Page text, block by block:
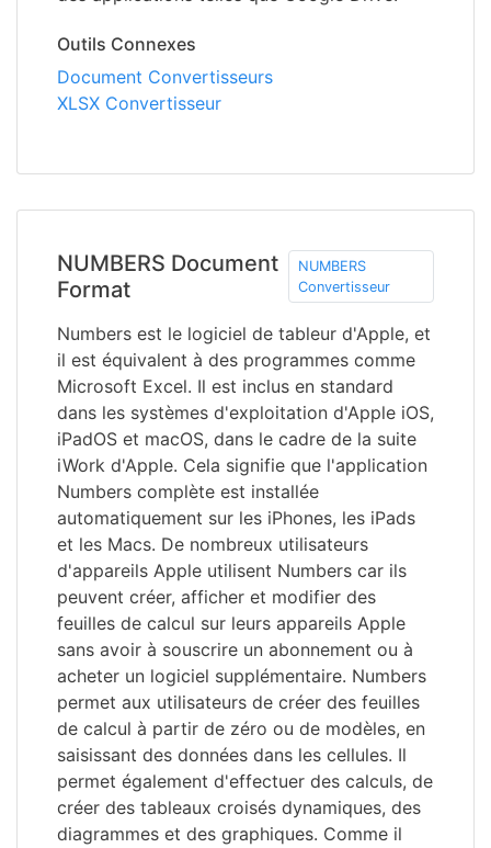
Outils Connexes
Document Convertisseurs
XLSX Convertisseur
NUMBERS Document
Format
NUMBERS
Convertisseur
Numbers est le logiciel de tableur d'Apple, et
il est équivalent à des programmes comme
Microsoft Excel. Il est inclus en standard
dans les systèmes d'exploitation d'Apple iOS,
iPadOS et macOS, dans le cadre de la suite
iWork d'Apple. Cela signifie que l'application
Numbers complète est installée
automatiquement sur les iPhones, les iPads
et les Macs. De nombreux utilisateurs
d'appareils Apple utilisent Numbers car ils
peuvent créer, afficher et modifier des
feuilles de calcul sur leurs appareils Apple
sans avoir à souscrire un abonnement ou à
acheter un logiciel supplémentaire. Numbers
permet aux utilisateurs de créer des feuilles
de calcul à partir de zéro ou de modèles, en
saisissant des données dans les cellules. Il
permet également d'effectuer des calculs, de
créer des tableaux croisés dynamiques, des
diagrammes et des graphiques. Comme il